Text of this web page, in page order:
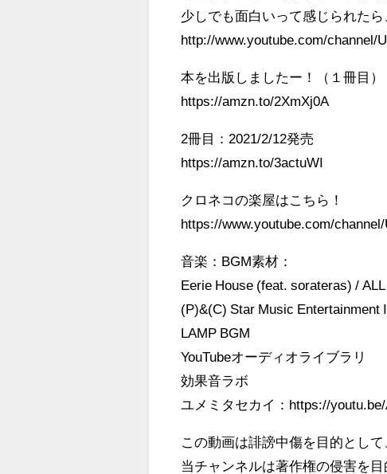
少しでも面白いって感じられた
http://www.youtube.com/channel/
本を出版しましたー！（１冊目）
https://amzn.to/2XmXj0A
2冊目：2021/2/12発売
https://amzn.to/3actuWI
クロネコの楽屋はこちら！
https://www.youtube.com/
音楽：BGM素材：
Eerie House (feat. sorateras) / ALL
(P)&(C) Star Music Entertainment
LAMP BGM
YouTubeオーディオライブラリ
効果音ラボ
ユメミタセカイ：https://
この動画は誹謗中傷を目的として
当チャンネルは著作権の侵害を